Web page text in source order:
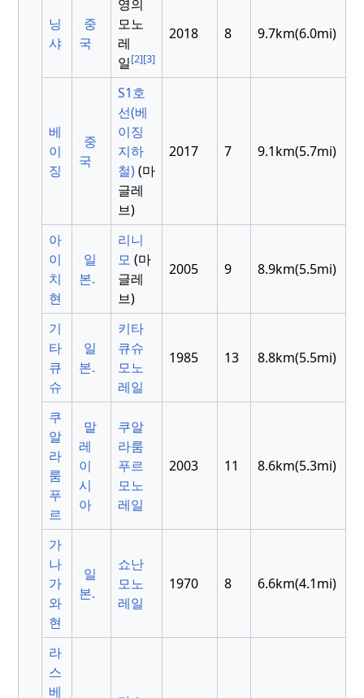
닝
샤
중
국
영의
모노
레
일[2][3]
2018 8 9.7km(6.0mi)
베
이
징
중
국
S1호
선(베
이징
지하
철)(마
글레
브)
2017 7 9.1km(5.7mi)
아
이
치
현
일
본.
리니
모 (마
글레
브)
2005 9 8.9km(5.5mi)
기
타
큐
슈
일
본.
키타
큐슈
모노
레일
1985 13 8.8km(5.5mi)
쿠
알
라
룸
푸
르
말
레
이
시
아
쿠알
라룸
푸르
모노
레일
2003 11 8.6km(5.3mi)
가
나
가
와
현
일
본.
쇼난
모노
레일
1970 8 6.6km(4.1mi)
라
스
베